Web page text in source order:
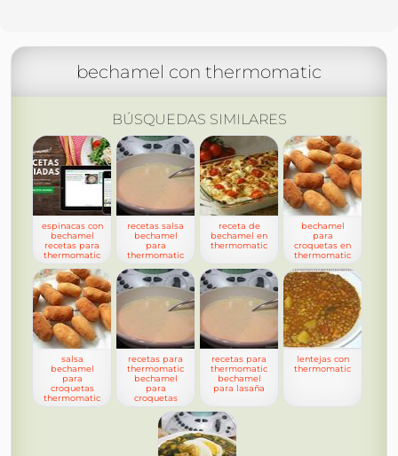
bechamel con thermomatic
BÚSQUEDAS SIMILARES
espinacas con
bechamel
recetas para
thermomatic
recetas salsa
bechamel
para
thermomatic
receta de
bechamel en
thermomatic
bechamel
para
croquetas en
thermomatic
salsa
bechamel
para
croquetas
thermomatic
recetas para
thermomatic
bechamel
para
croquetas
recetas para
thermomatic
bechamel
para lasaña
lentejas con
thermomatic